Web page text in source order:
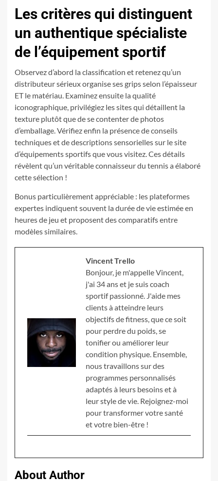
Les critères qui distinguent
un authentique spécialiste
de l’équipement sportif
Observez d’abord la classification et retenez qu’un
distributeur sérieux organise ses grips selon l’épaisseur
ET le matériau. Examinez ensuite la qualité
iconographique, privilégiez les sites qui détaillent la
texture plutôt que de se contenter de photos
d’emballage. Vérifiez enfin la présence de conseils
techniques et de descriptions sensorielles sur le site
d’équipements sportifs que vous visitez. Ces détails
révèlent qu’un véritable connaisseur du tennis a élaboré
cette sélection !
Bonus particulièrement appréciable : les plateformes
expertes indiquent souvent la durée de vie estimée en
heures de jeu et proposent des comparatifs entre
modèles similaires.
Vincent Trello
Bonjour, je m'appelle Vincent,
j'ai 34 ans et je suis coach
sportif passionné. J'aide mes
clients à atteindre leurs
objectifs de fitness, que ce soit
pour perdre du poids, se
tonifier ou améliorer leur
condition physique. Ensemble,
nous travaillons sur des
programmes personnalisés
adaptés à leurs besoins et à
leur style de vie. Rejoignez-moi
pour transformer votre santé
et votre bien-être !
About Author